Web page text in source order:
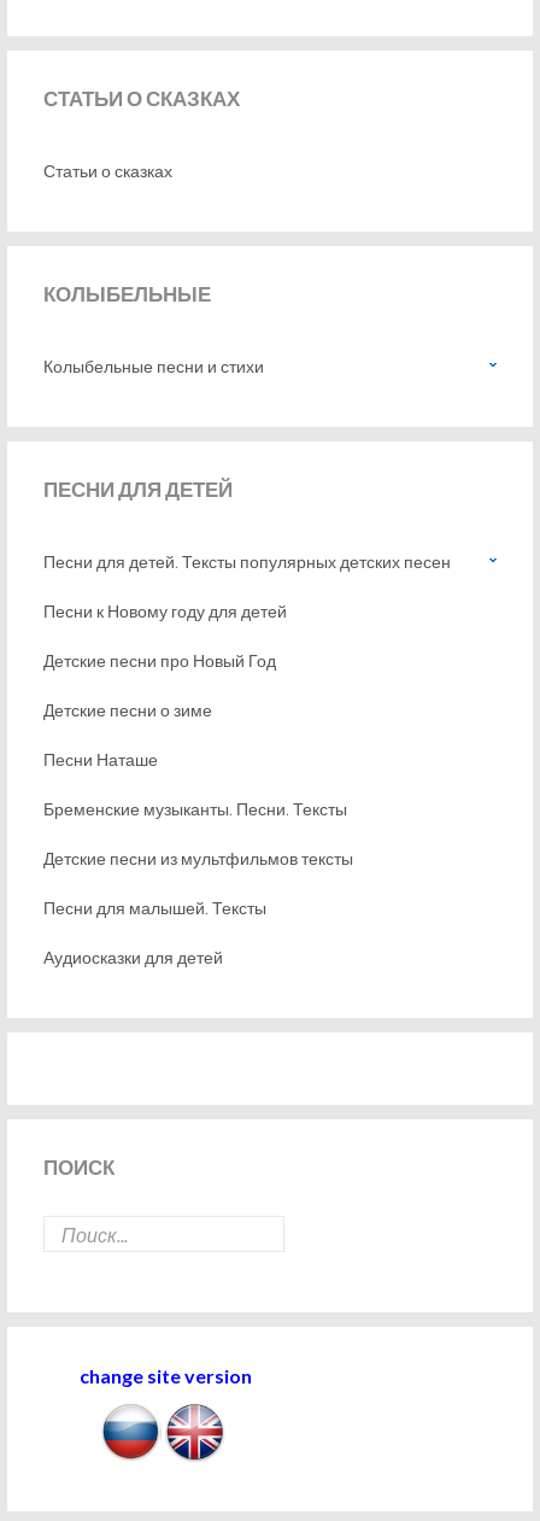
СТАТЬИО СКАЗКАХ
Статьи о сказках
КОЛЫБЕЛЬНЫЕ
Колыбельные песни и стихи
ПЕСНИДЛЯ ДЕТЕЙ
Песни для детей. Тексты популярных детских песен
Песни к Новому году для детей
Детские песни про Новый Год
Детские песни о зиме
Песни Наташе
Бременские музыканты. Песни. Тексты
Детские песни из мультфильмов тексты
Песни для малышей. Тексты
Аудиосказки для детей
ПОИСК
change site version